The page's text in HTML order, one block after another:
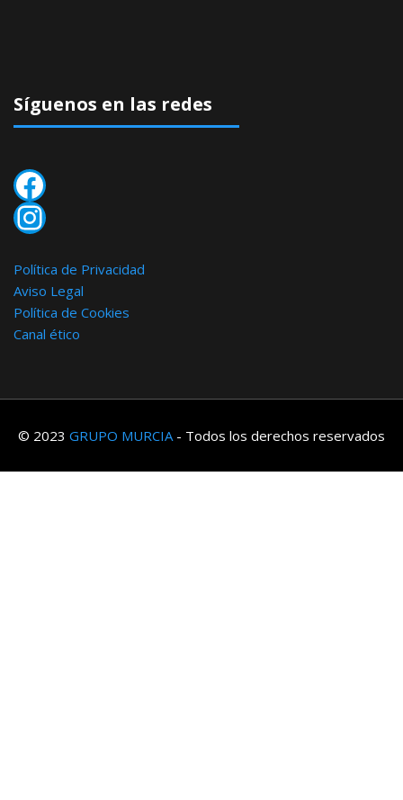
Síguenos en las redes
Facebook
Instagram
Política de Privacidad
Aviso Legal
Política de Cookies
Canal ético
© 2023 GRUPO MURCIA - Todos los derechos reservados